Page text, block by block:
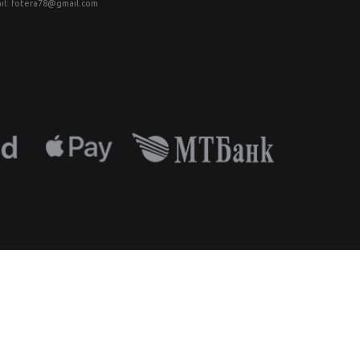
fotera78@gmail.com